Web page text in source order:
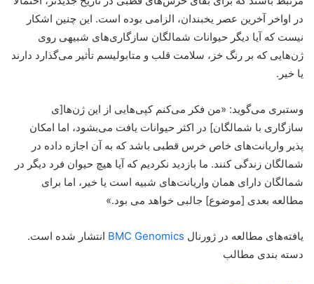
در اواخر آخرین عصر یخبندان، الزامی بوده است. این چنین اشکار
نیست که آیا دیگر حیوانات شمالگان سازگاری‌های شبیهی روی
ژن‌هایی که بر رنگ خز، سلامت قلب و متابولیسم تأثیر می‌گذارد دارند
یا خیر.
وستبری می‌گوید: «من فکر می‌کنم کپی‌هایی از این ژن‌ها[ی
سازگاری با شمالگان] در اکثر حیوانات یافت می‌بشود، اما امکان
پذیر واریانت‌های خاص خرس قطبی باشد که به آن اجازه داده در
شمالگان زندگی کنند. ما بازدید نکردیم که آیا هیچ حیوان فرد دیگر در
شمالگان دارای همان واریانت‌های شبیه است یا خیر، اما برای
مطالعه بعدی [موضوع] جالبی خواهد می بود.»
یافته‌های مطالعه در ژورنال BMC Genomics انتشار شده است.
دسته بندی مطالب